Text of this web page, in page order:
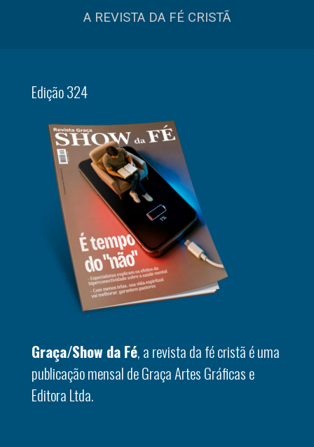
A REVISTA DA FÉ CRISTÃ
Edição 324
Graça/Show da Fé, a revista da fé cristã é uma
publicação mensal de Graça Artes Gráficas e
Editora Ltda.